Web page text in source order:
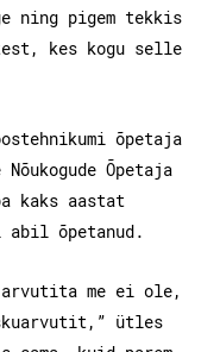
ning pigem tekkis
kes kogu selle
õpetaja
Õpetaja
kaks aastat
õpetanud.
me ei ole,
ütles